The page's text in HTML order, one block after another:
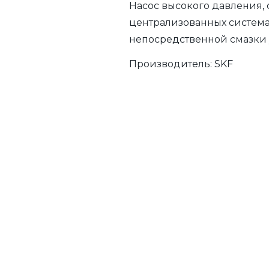
Насос высокого
централизованных
непосредственной смазки
Производитель: SKF